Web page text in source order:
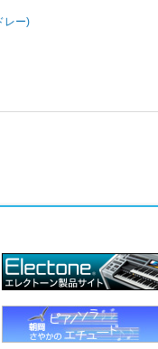
レー)